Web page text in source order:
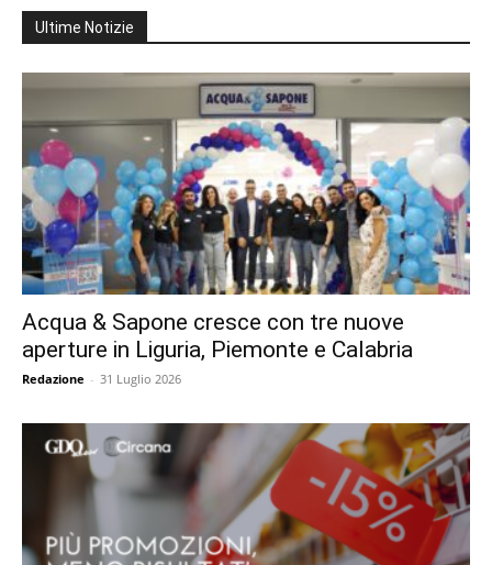
Ultime Notizie
Acqua & Sapone cresce con tre nuove
aperture in Liguria, Piemonte e Calabria
Redazione - 31 Luglio 2026